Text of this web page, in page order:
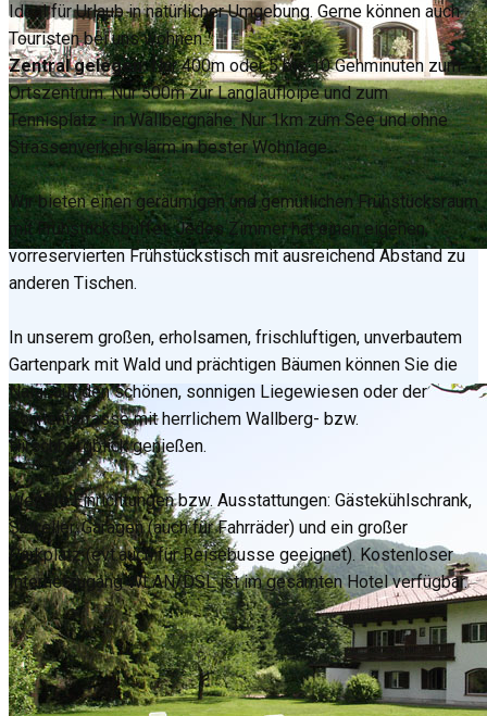
Ideal für Urlaub in natürlicher Umgebung. Gerne können auch
Touristen bei uns wohnen.
Zentral gelegen:Nur 400m oder 5 bis 10 Gehminuten zum
Ortszentrum. Nur 500m zur Langlaufloipe und zum
Tennisplatz - in Wallbergnähe. Nur 1km zum See und ohne
Strassenverkehrslärm in bester Wohnlage.
Wir bieten einen geräumigen und gemütlichen Frühstücksraum
mit Frühstücksbuffet. Jedes Zimmer hat einen eigenen,
vorreservierten Frühstückstisch mit ausreichend Abstand zu
anderen Tischen.
In unserem großen, erholsamen, frischluftigen, unverbautem
Gartenpark mit Wald und prächtigen Bäumen können Sie die
Natur auf den schönen, sonnigen Liegewiesen oder der
Sonnenterrasse mit herrlichem Wallberg- bzw.
Hirschbergblick genießen.
Weitere Einrichtungen bzw. Ausstattungen: Gästekühlschrank,
Skikeller, Garagen (auch für Fahrräder) und ein großer
Parkplatz (evt.auch für Reisebusse geeignet). Kostenloser
Internetzugang WLAN/DSL ist im gesamten Hotel verfügbar.